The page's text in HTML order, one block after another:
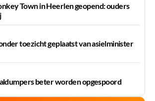
Town in Heerlen geopend: ouders
toezicht geplaatst van asielminister
beter worden opgespoord